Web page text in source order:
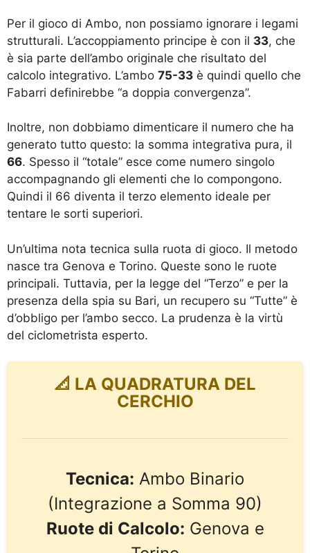
Per il gioco di Ambo, non possiamo ignorare i legami
strutturali. L’accoppiamento principe è con il 33, che
è sia parte dell’ambo originale che risultato del
calcolo integrativo. L’ambo 75-33 è quindi quello che
Fabarri definirebbe “a doppia convergenza”.
Inoltre, non dobbiamo dimenticare il numero che ha
generato tutto questo: la somma integrativa pura, il
66. Spesso il “totale” esce come numero singolo
accompagnando gli elementi che lo compongono.
Quindi il 66 diventa il terzo elemento ideale per
tentare le sorti superiori.
Un’ultima nota tecnica sulla ruota di gioco. Il metodo
nasce tra Genova e Torino. Queste sono le ruote
principali. Tuttavia, per la legge del “Terzo” e per la
presenza della spia su Bari, un recupero su “Tutte” è
d’obbligo per l’ambo secco. La prudenza è la virtù
del ciclometrista esperto.
📐 LA QUADRATURA DEL
CERCHIO
Tecnica: Ambo Binario
(Integrazione a Somma 90)
Ruote di Calcolo: Genova e